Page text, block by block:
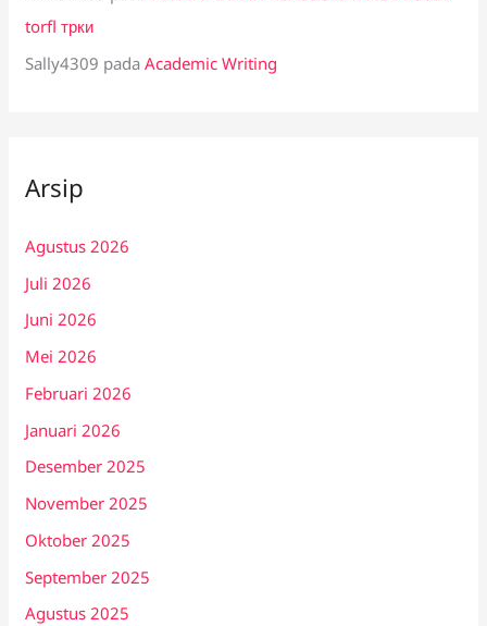
torfl трки
Sally4309 padaAcademic Writing
Arsip
Agustus 2026
Juli 2026
Juni 2026
Mei 2026
Februari 2026
Januari 2026
Desember 2025
November 2025
Oktober 2025
September 2025
Agustus 2025